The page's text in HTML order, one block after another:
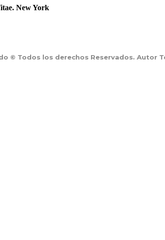
New York
© Todos los derechos Reservados. Autor